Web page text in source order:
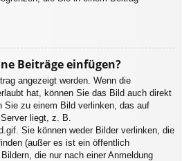
Beiträge einfügen?
angezeigt werden. Wenn die
hat, können Sie das Bild auch direkt
Sie zu einem Bild verlinken, das auf
liegt, z. B.
Sie können weder Bilder verlinken, die
(außer es ist ein öffentlich
die nur nach einer Anmeldung